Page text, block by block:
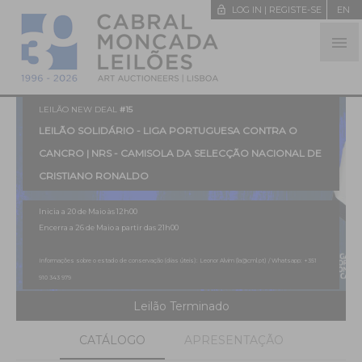

lock_open LOG IN | REGISTE-SE EN
LEILÃO NEW DEAL#15
LEILÃO SOLIDÁRIO - LIGA PORTUGUESA CONTRA O
CANCRO | NRS - CAMISOLA DA SELECÇÃO NACIONAL DE
CRISTIANO RONALDO
Inicia a 20 de Maio às 12h00
Encerra a 26 de Maio a partir das 21h00
Informações sobre o estado de conservação (dias úteis): Leonor Alvim (la@cml.pt) / Whatsapp: +351
910 343 979
Leilão Terminado
CATÁLOGO APRESENTAÇÃO